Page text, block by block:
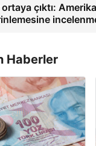
çıktı:
Haberler